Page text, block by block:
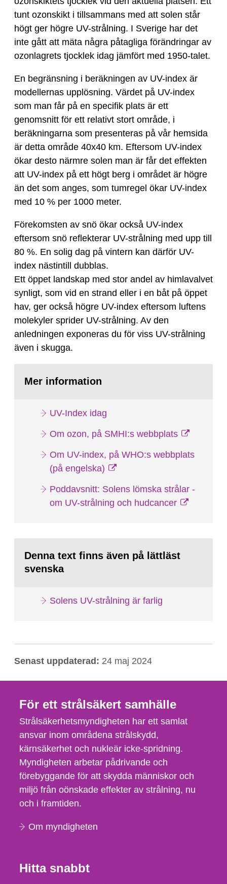
tunt ozonskikt i tillsammans med att solen står
högt ger högre UV-strålning. I Sverige har det
inte gått att mäta några påtagliga förändringar av
ozonlagrets tjocklek idag jämfört med 1950-talet.
En begränsning i beräkningen av UV-index är
modellernas upplösning. Värdet på UV-index
som man får på en specifik plats är ett
genomsnitt för ett relativt stort område, i
beräkningarna som presenteras på vår hemsida
är detta område 40x40 km. Eftersom UV-index
ökar desto närmre solen man är får det effekten
att UV-index på ett högt berg i området är högre
än det som anges, som tumregel ökar UV-index
med 10 % per 1000 meter.
Förekomsten av snö ökar också UV-index
eftersom snö reflekterar UV-strålning med upp till
80 %. En solig dag på vintern kan därför UV-
index nästintill dubblas.
Ett öppet landskap med stor andel av himlavalvet
synligt, som vid en strand eller i en båt på öppet
hav, ger också högre UV-index eftersom luftens
molekyler sprider UV-strålning. Av den
anledningen exponeras du för viss UV-strålning
även i skugga.
Mer information
UV-Index idag
Om ozon, på SMHI:s webbplats
Om UV-index, på WHO:s webbplats
(på engelska)
Poddavsnitt: Solens lömska strålar -
om UV-strålning och hudcancer
Denna text finns även på lättläst
svenska
Solens UV-strålning är farlig
Senast uppdaterad: 24 maj 2024
För ett strålsäkert samhälle
Strålsäkerhetsmyndigheten har ett samlat
ansvar inom områdena strålskydd,
kärnsäkerhet och nukleär icke-spridning.
Myndigheten arbetar pådrivande och
förebyggande för att skydda människor och
miljö från oönskade effekter av strålning, nu
och i framtiden.
Om myndigheten
Hitta snabbt